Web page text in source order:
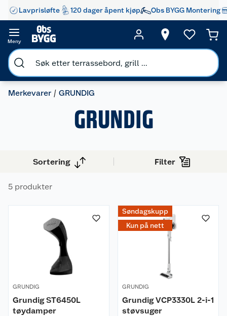
Lavprisløfte 120 dager åpent kjøp Obs BYGG Montering
Meny
Merkevarer GRUNDIG
GRUNDIG
Sortering Filter
5 produkter
GRUNDIG
Grundig ST6450L
tøydamper
Søndagskupp
Kun på nett
GRUNDIG
Grundig VCP3330L 2-i-1
støvsuger